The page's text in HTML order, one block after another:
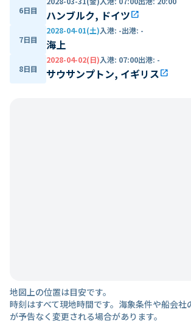
6日目 ハンブルク, ドイツopen_in_new
7日目
2028-04-01(土)入港: -出港: -
海上
8日目
2028-04-02(日)入港: 07:00出港: -
サウサンプトン, イギリスopen_in_new
地図上の位置は目安です。
時刻はすべて現地時間です。海象条件や船会社
が予告なく変更される場合があります。